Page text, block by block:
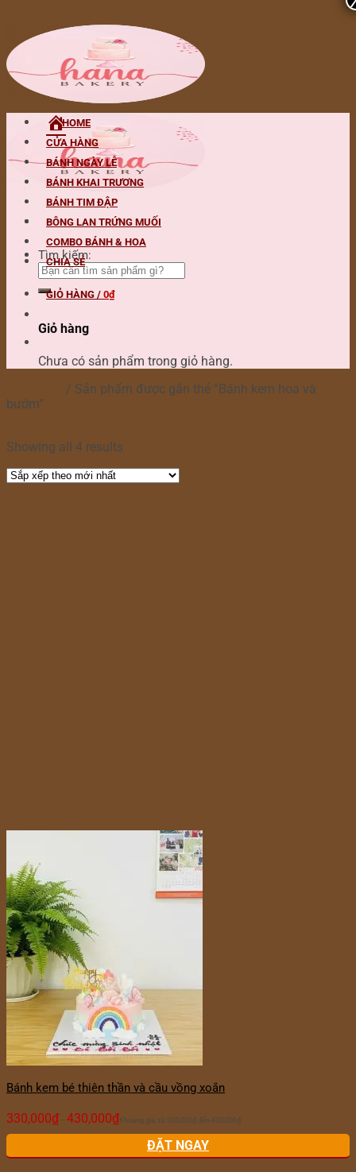
Tìm kiếm:
HOME
CỬA HÀNG
BÁNH NGÀY LỄ
BÁNH KHAI TRƯƠNG
BÁNH TIM ĐẬP
BÔNG LAN TRỨNG MUỐI
COMBO BÁNH & HOA
CHIA SẺ
GIỎ HÀNG / 0₫
Giỏ hàng
Chưa có sản phẩm trong giỏ hàng.
/ Sản phẩm được gắn thẻ “Bánh kem hoa và
bướm”
Showing all 4 results
Bánh kem bé thiên thần và cầu vồng xoắn
330,000₫ – 430,000₫ Khoảng giá: từ 330,000₫ đến 430,000₫
ĐẶT NGAY